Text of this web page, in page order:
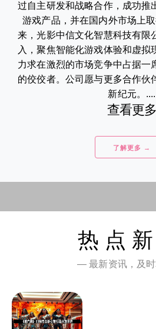
过自主研发和战略合作，成功推
游戏产品，并在国内外市场上
来，光影中信文化智慧科技有限
入，聚焦智能化游戏体验和虚拟
力求在激烈的市场竞争中占据一
的佼佼者。公司愿与更多合作伙
新纪元。....
查看更多
了解更多 →
热点
— 最新资讯，及